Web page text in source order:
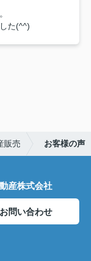
た(^^)
販売 お客様の声
産株式会社
問い合わせ